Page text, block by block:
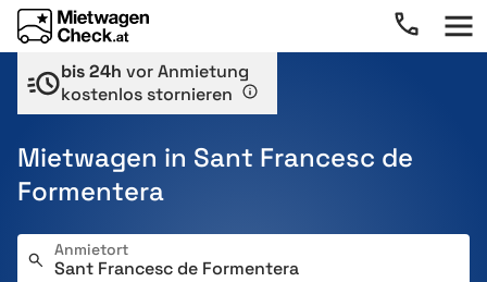
bis 24h vor Anmietung
kostenlos stornieren
Mietwagen in Sant Francesc de
Formentera
Anmietort